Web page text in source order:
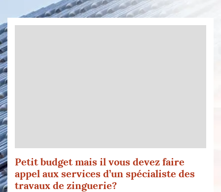
Petit budget mais il vous devez faire
appel aux services d’un spécialiste des
travaux de zinguerie?